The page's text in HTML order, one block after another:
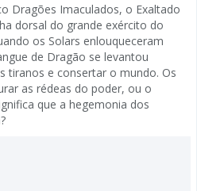
Dragões Imaculados, o Exaltado
dorsal do grande exército do
os Solars enlouqueceram
de Dragão se levantou
tiranos e consertar o mundo. Os
as rédeas do poder, ou o
que a hegemonia dos